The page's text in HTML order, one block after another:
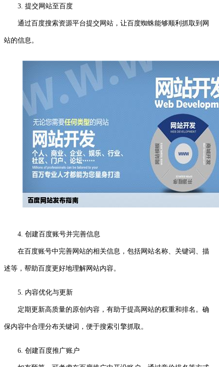
3. 提交网站至百度
通过百度搜索资源平台提交网站，让百度蜘蛛能够顺利抓取到网
站的信息。
4. 创建百度账号并完善信息
在百度账号中完善网站的相关信息，包括网站名称、关键词、描
述等，帮助百度更好地理解网站内容。
5. 内容优化与更新
定期更新高质量的原创内容，有助于提高网站的权重和排名。确
保内容中合理分布关键词，便于搜索引擎抓取。
6. 创建百度推广账户